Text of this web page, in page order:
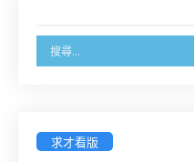
徵詢有意願擔任臺南
（8/17截止報名，額滿
求才看版